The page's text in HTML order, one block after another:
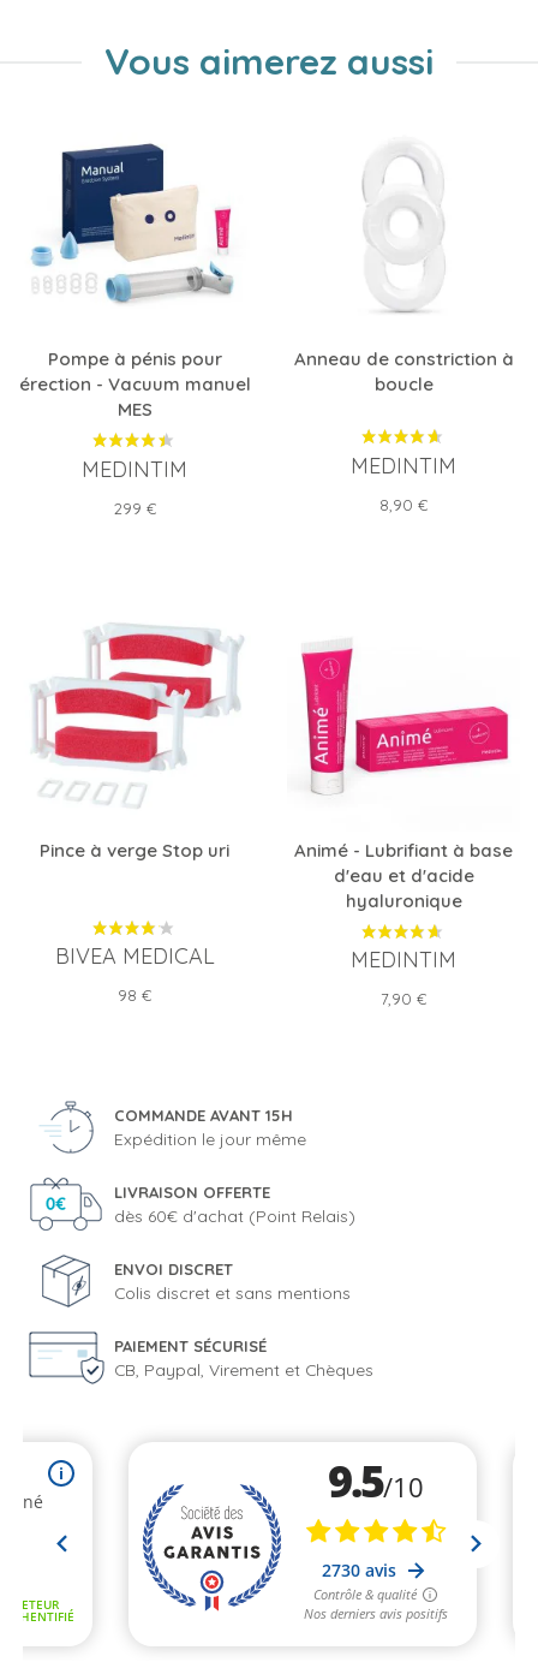
Vous aimerez aussi
Pompe à pénis pour
érection - Vacuum manuel
MES
MEDINTIM
Prix
299 €
Anneau de constriction à
boucle
MEDINTIM
Prix
8,90 €
Pince à verge Stop uri
BIVEA MEDICAL
Prix
98 €
Animé - Lubrifiant à base
d'eau et d'acide
hyaluronique
MEDINTIM
Prix
7,90 €
COMMANDE AVANT 15H
Expédition le jour même
LIVRAISON OFFERTE
dès 60€ d'achat (Point Relais)
ENVOI DISCRET
Colis discret et sans mentions
PAIEMENT SÉCURISÉ
CB, Paypal, Virement et Chèques